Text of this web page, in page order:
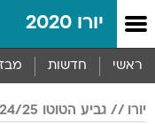
יורו 2020
ראשי חדשות
יורו גביע הטוטו 2024/25